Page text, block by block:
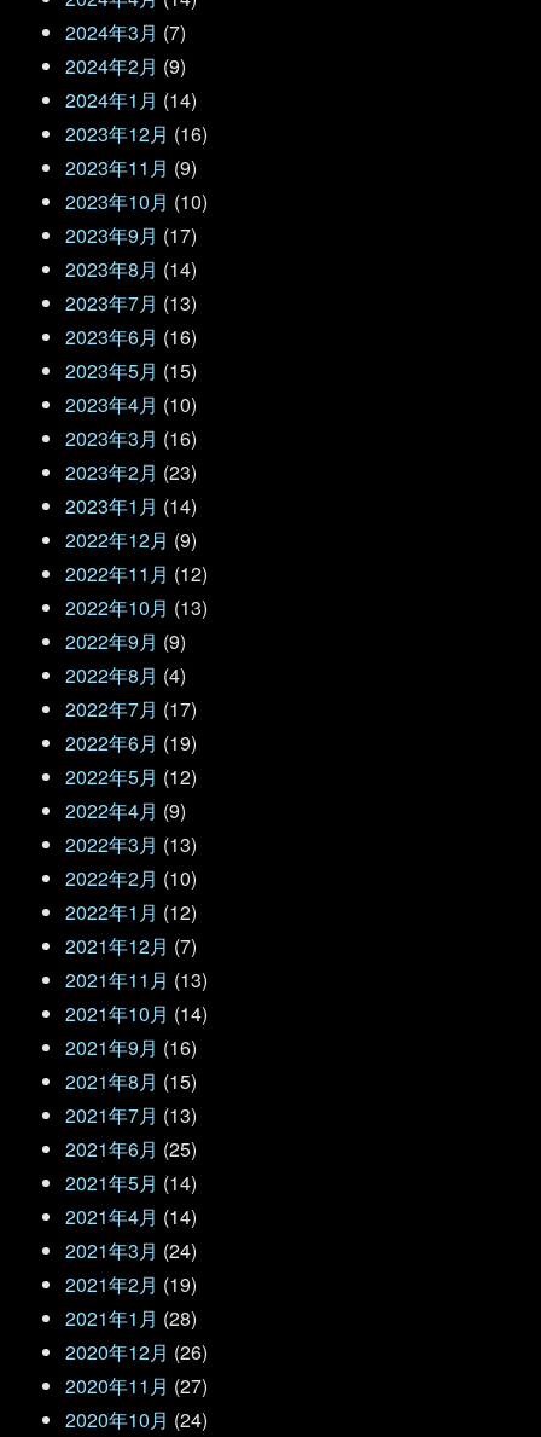
2024年3月 (7)
2024年2月 (9)
2024年1月 (14)
2023年12月 (16)
2023年11月 (9)
2023年10月 (10)
2023年9月 (17)
2023年8月 (14)
2023年7月 (13)
2023年6月 (16)
2023年5月 (15)
2023年4月 (10)
2023年3月 (16)
2023年2月 (23)
2023年1月 (14)
2022年12月 (9)
2022年11月 (12)
2022年10月 (13)
2022年9月 (9)
2022年8月 (4)
2022年7月 (17)
2022年6月 (19)
2022年5月 (12)
2022年4月 (9)
2022年3月 (13)
2022年2月 (10)
2022年1月 (12)
2021年12月 (7)
2021年11月 (13)
2021年10月 (14)
2021年9月 (16)
2021年8月 (15)
2021年7月 (13)
2021年6月 (25)
2021年5月 (14)
2021年4月 (14)
2021年3月 (24)
2021年2月 (19)
2021年1月 (28)
2020年12月 (26)
2020年11月 (27)
2020年10月 (24)